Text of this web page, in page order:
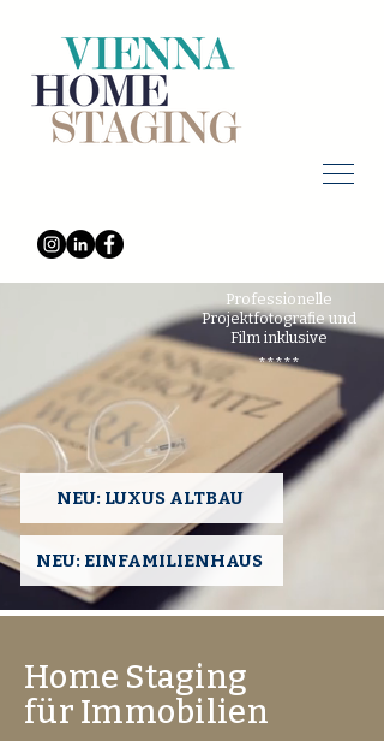
*****
Professionelle
Projektfotografie und
Film inklusive
*****
NEU: LUXUS ALTBAU
NEU: EINFAMILIENHAUS
Home Staging
für Immobilien